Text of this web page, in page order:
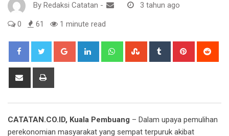
By Redaksi Catatan - 3 tahun ago
0 61 1 minute read
Google+ LinkedIn WhatsappStumbleUpon
Tumblr Pinterest
Share
CATATAN.CO.ID, Kuala Pembuang – Dalam upaya pemulihan
perekonomian masyarakat yang sempat terpuruk akibat